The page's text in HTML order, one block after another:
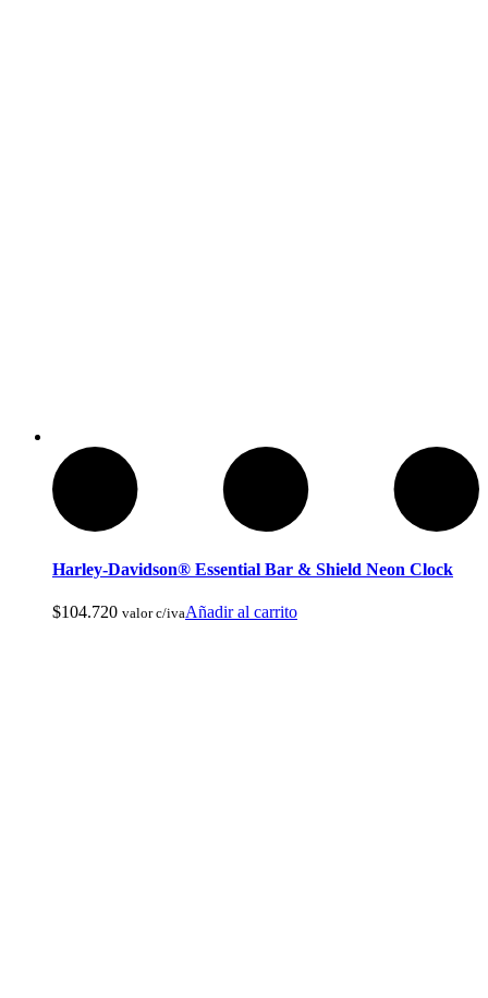
Harley-Davidson® Essential Bar & Shield Neon Clock
$104.720 valor c/ivaAñadir al carrito